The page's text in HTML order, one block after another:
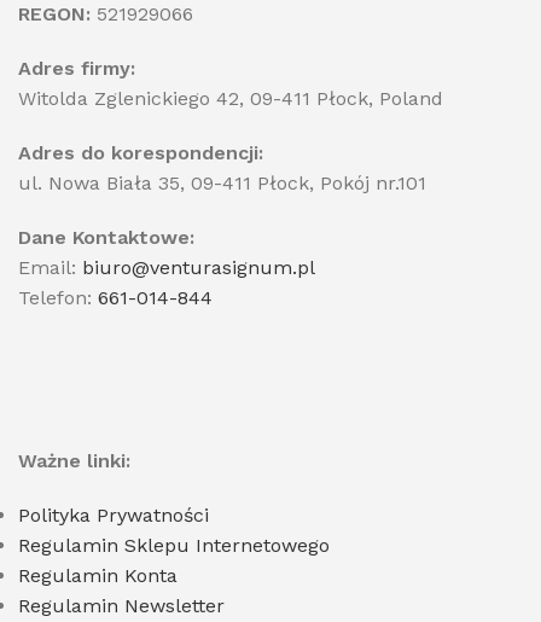
REGON: 521929066
Adres firmy:
Witolda Zglenickiego 42, 09-411 Płock, Poland
Adres do korespondencji:
ul. Nowa Biała 35, 09-411 Płock, Pokój nr.101
Dane Kontaktowe:
Email: biuro@venturasignum.pl
Telefon: 661-014-844
Ważne linki:
Polityka Prywatności
Regulamin Sklepu Internetowego
Regulamin Konta
Regulamin Newsletter